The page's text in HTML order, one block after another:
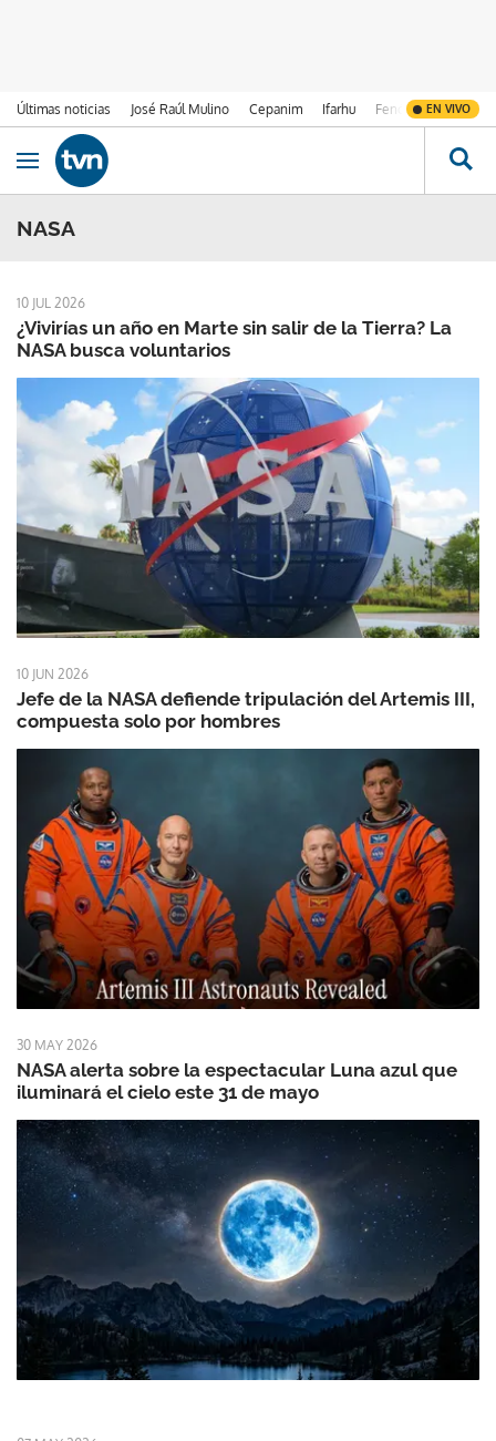
Últimas noticias José Raúl Mulino Cepanim Ifarhu Fenómeno de El
EN VIVO
Ir al contenido
Obrir navegació
NASA
10 JUL 2026
¿Vivirías un año en Marte sin salir de la Tierra? La
NASA busca voluntarios
10 JUN 2026
Jefe de la NASA defiende tripulación del Artemis III,
compuesta solo por hombres
30 MAY 2026
NASA alerta sobre la espectacular Luna azul que
iluminará el cielo este 31 de mayo